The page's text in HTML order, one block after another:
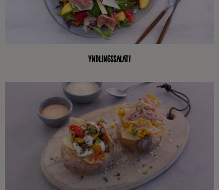
Yndlingssalat!